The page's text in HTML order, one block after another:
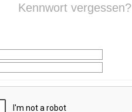
Kennwort vergessen?